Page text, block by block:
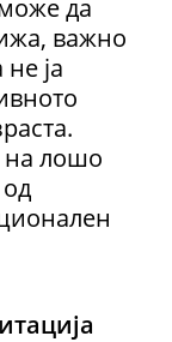
важно
ја
на лошо